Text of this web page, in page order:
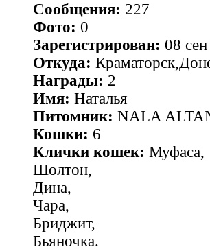
Сообщения: 227
Фото: 0
Зарегистрирован: 08
Откуда:
Награды: 2
Имя: Наталья
Питомник: NALA
Кошки: 6
Клички кошек: Муфаса,
Шолтон,
Дина,
Чара,
Бриджит,
Бьяночка.